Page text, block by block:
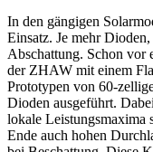
In den gängigen
Einsatz. Je mehr
Abschattung. Schon vor
der ZHAW mit einem
Prototypen von 60-
Dioden ausgeführt.
lokale Leistungsmaxima
Ende auch hohen